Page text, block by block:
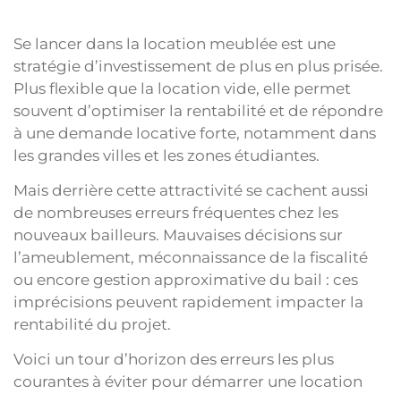
Se lancer dans la location meublée est une
stratégie d’investissement de plus en plus prisée.
Plus flexible que la location vide, elle permet
souvent d’optimiser la rentabilité et de répondre
à une demande locative forte, notamment dans
les grandes villes et les zones étudiantes.
Mais derrière cette attractivité se cachent aussi
de nombreuses erreurs fréquentes chez les
nouveaux bailleurs. Mauvaises décisions sur
l’ameublement, méconnaissance de la fiscalité
ou encore gestion approximative du bail : ces
imprécisions peuvent rapidement impacter la
rentabilité du projet.
Voici un tour d’horizon des erreurs les plus
courantes à éviter pour démarrer une location